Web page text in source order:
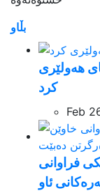
بڵاو
هەولێری
کرد
Feb
فراوانی
ئاو